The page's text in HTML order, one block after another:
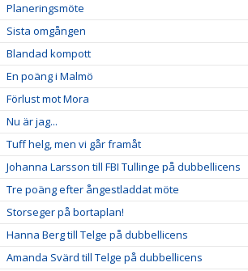
Planeringsmöte
Sista omgången
Blandad kompott
En poäng i Malmö
Förlust mot Mora
Nu är jag...
Tuff helg, men vi går framåt
Johanna Larsson till FBI Tullinge på dubbellicens
Tre poäng efter ångestladdat möte
Storseger på bortaplan!
Hanna Berg till Telge på dubbellicens
Amanda Svärd till Telge på dubbellicens